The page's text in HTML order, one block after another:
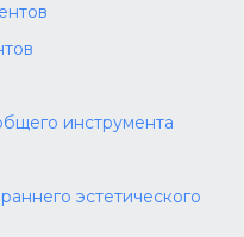
инструмента
эстетического